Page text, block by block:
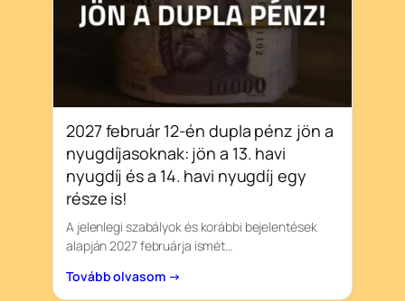
2027 február 12-én dupla pénz jön a
nyugdíjasoknak: jön a 13. havi
nyugdíj és a 14. havi nyugdíj egy
része is!
A jelenlegi szabályok és korábbi bejelentések
alapján 2027 februárja ismét…
Tovább olvasom →